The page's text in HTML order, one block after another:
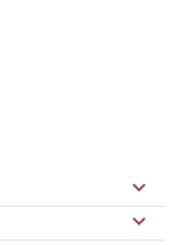

